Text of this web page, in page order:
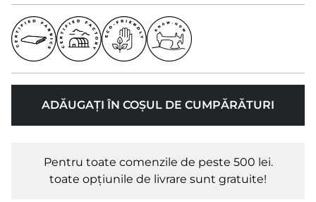
ADĂUGAȚI ÎN COȘUL DE CUMPĂRĂTURI
Pentru toate comenzile de peste 500 lei.
toate opțiunile de livrare sunt gratuite!